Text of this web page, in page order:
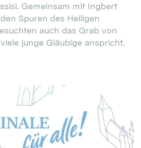
Gemeinsam mit Ingbert
Spuren des Heiligen
auch das Grab von
junge Gläubige anspricht.